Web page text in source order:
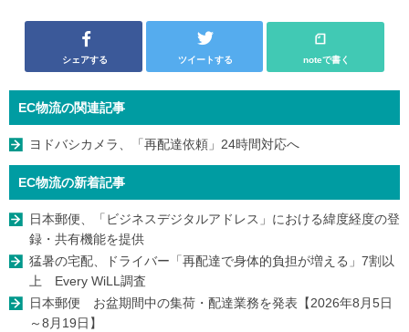
シェアする ツイートする noteで書く
EC物流の関連記事
ヨドバシカメラ、「再配達依頼」24時間対応へ
EC物流の新着記事
日本郵便、「ビジネスデジタルアドレス」における緯度経度の登
録・共有機能を提供
猛暑の宅配、ドライバー「再配達で身体的負担が増える」7割以
上 Every WiLL調査
日本郵便 お盆期間中の集荷・配達業務を発表【2026年8月5日
～8月19日】